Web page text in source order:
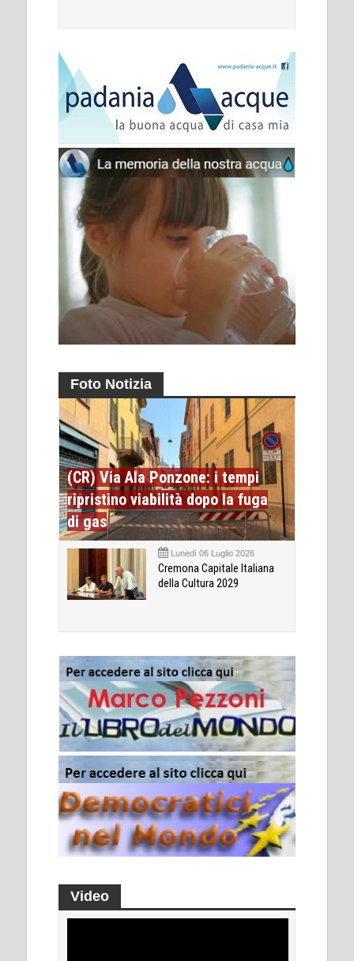
Foto Notizia
(CR) Via Ala Ponzone: i tempi
ripristino viabilità dopo la fuga
di gas
Lunedì 06 Luglio 2026
Cremona Capitale Italiana
della Cultura 2029
Video